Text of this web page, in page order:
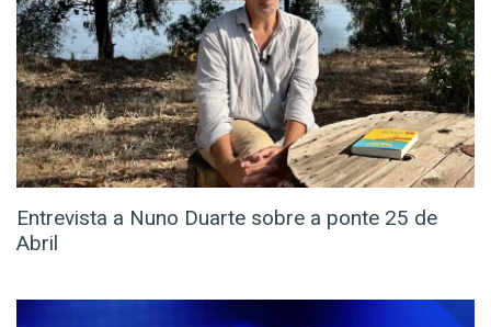
Entrevista a Nuno Duarte sobre a ponte 25 de
Abril